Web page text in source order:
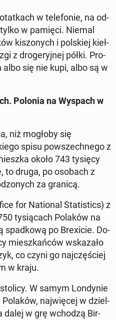
w te­le­fo­nie, na od­
w pamięci. Niemal
ki­szo­nych i pol­skiej kieł­
z dro­ge­ryj­nej półki. Pro­
się nie kupi, albo są w
Polonia na Wyspach w
niż mogłoby się
spisu po­wszech­ne­go z
około 743 tysięcy
to druga, po osobach z
za granicą.
for Na­tio­nal Sta­ti­stics) z
ty­sią­cach Polaków na
spad­ko­wą po Bre­xi­cie. Do­
miesz­kań­ców wska­za­ło
co czyni go naj­czę­ściej
w kraju.
W samym Lon­dy­nie
Polaków, naj­wię­cej w dziel­
dalej w grę wchodzą Bir­